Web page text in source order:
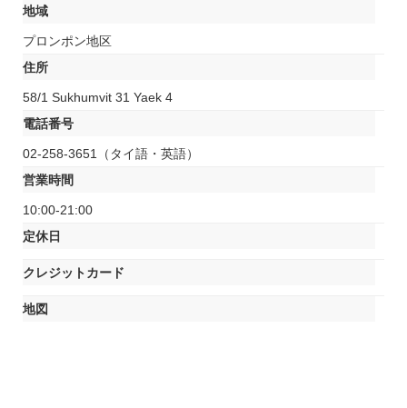
地域
プロンポン地区
住所
58/1 Sukhumvit 31 Yaek 4
電話番号
02-258-3651（タイ語・英語）
営業時間
10:00-21:00
定休日
クレジットカード
地図